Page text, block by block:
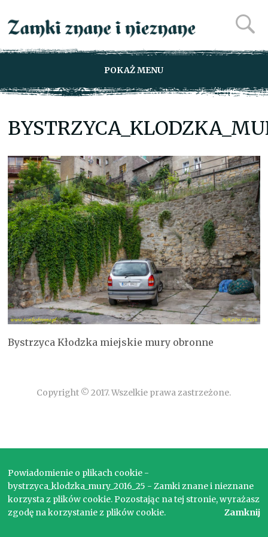
POKAŻ MENU
Bystrzyca Kłodzka miejskie mury obronne
Copyright © 2017. Wszelkie prawa zastrzeżone.
Powiadomienie o plikach cookie -
bystrzyca_klodzka_mury_2016_25 - Zamki znane i nieznane
korzysta z plików cookie. Pozostając na tej stronie, wyrażasz
zgodę na korzystanie z plików cookie.
Zamknij